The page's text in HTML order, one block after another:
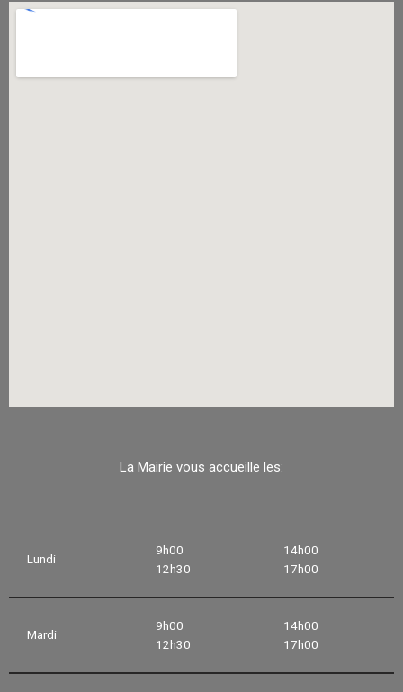
La Mairie vous accueille les:
Lundi
9h00
12h30
14h00
17h00
Mardi
9h00
12h30
14h00
17h00